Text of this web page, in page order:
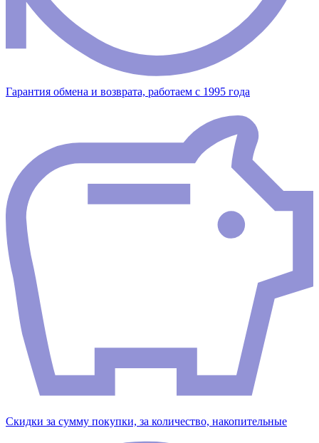
Гарантия обмена и возврата, работаем с 1995 года
Скидки за сумму покупки, за количество, накопительные